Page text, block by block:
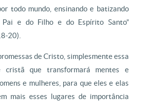
todo mundo, ensinando e batizando
e do Filho e do Espírito Santo”
20).
de Cristo, simplesmente essa
cristã que transformará mentes e
e mulheres, para que eles e elas
mais esses lugares de importância